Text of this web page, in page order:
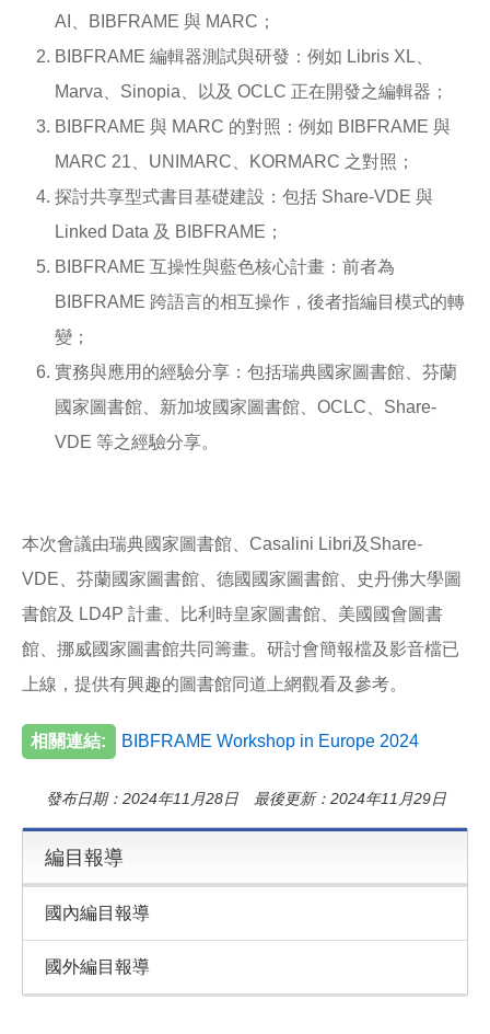
AI、BIBFRAME 與 MARC；
BIBFRAME 編輯器測試與研發：例如 Libris XL、
Marva、Sinopia、以及 OCLC 正在開發之編輯器；
BIBFRAME 與 MARC 的對照：例如 BIBFRAME 與
MARC 21、UNIMARC、KORMARC 之對照；
探討共享型式書目基礎建設：包括 Share-VDE 與
Linked Data 及 BIBFRAME；
BIBFRAME 互操性與藍色核心計畫：前者為
BIBFRAME 跨語言的相互操作，後者指編目模式的轉
變；
實務與應用的經驗分享：包括瑞典國家圖書館、芬蘭
國家圖書館、新加坡國家圖書館、OCLC、Share-
VDE 等之經驗分享。
本次會議由瑞典國家圖書館、Casalini Libri及Share-
VDE、芬蘭國家圖書館、德國國家圖書館、史丹佛大學圖
書館及 LD4P 計畫、比利時皇家圖書館、美國國會圖書
館、挪威國家圖書館共同籌畫。研討會簡報檔及影音檔已
上線，提供有興趣的圖書館同道上網觀看及參考。
相關連結: BIBFRAME Workshop in Europe 2024
發布日期：2024年11月28日 最後更新：2024年11月29日
編目報導
國內編目報導
國外編目報導